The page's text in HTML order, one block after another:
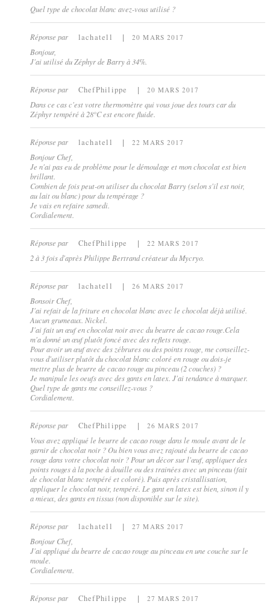
Quel type de chocolat blanc avez-vous utilisé ?
Réponse par lachatell 20 MARS 2017
Bonjour,
J'ai utilisé du Zéphyr de Barry à 34%.
Réponse par ChefPhilippe 20 MARS 2017
Dans ce cas c'est votre thermomètre qui vous joue des tours car du
Zéphyr tempéré à 28°C est encore fluide.
Réponse par lachatell 22 MARS 2017
Bonjour Chef,
Je n'ai pas eu de problème pour le démoulage et mon chocolat est bien
brillant.
Combien de fois peut-on utiliser du chocolat Barry (selon s'il est noir,
au lait ou blanc) pour du tempérage ?
Je vais en refaire samedi.
Cordialement.
Réponse par ChefPhilippe 22 MARS 2017
2 à 3 fois d'après Philippe Bertrand créateur du Mycryo.
Réponse par lachatell 26 MARS 2017
Bonsoir Chef,
J'ai refait de la friture en chocolat blanc avec le chocolat déjà utilisé.
Aucun grumeaux. Nickel.
J'ai fait un œuf en chocolat noir avec du beurre de cacao rouge.Cela
m'a donné un œuf plutôt foncé avec des reflets rouge.
Pour avoir un œuf avec des zébrures ou des points rouge, me conseillez-
vous d'utiliser plutôt du chocolat blanc coloré en rouge ou dois-je
mettre plus de beurre de cacao rouge au pinceau (2 couches) ?
Je manipule les oeufs avec des gants en latex. J'ai tendance à marquer.
Quel type de gants me conseillez-vous ?
Cordialement.
Réponse par ChefPhilippe 26 MARS 2017
Vous avez appliqué le beurre de cacao rouge dans le moule avant de le
garnir de chocolat noir ? Ou bien vous avez rajouté du beurre de cacao
rouge dans votre chocolat noir ? Pour un décor sur l'œuf, appliquer des
points rouges à la poche à douille ou des trainées avec un pinceau (fait
de chocolat blanc tempéré et coloré). Puis après cristallisation,
appliquer le chocolat noir, tempéré. Le gant en latex est bien, sinon il y
a mieux, des gants en tissus (non disponible sur le site).
Réponse par lachatell 27 MARS 2017
Bonjour Chef,
J'ai appliqué du beurre de cacao rouge au pinceau en une couche sur le
moule.
Cordialement.
Réponse par ChefPhilippe 27 MARS 2017